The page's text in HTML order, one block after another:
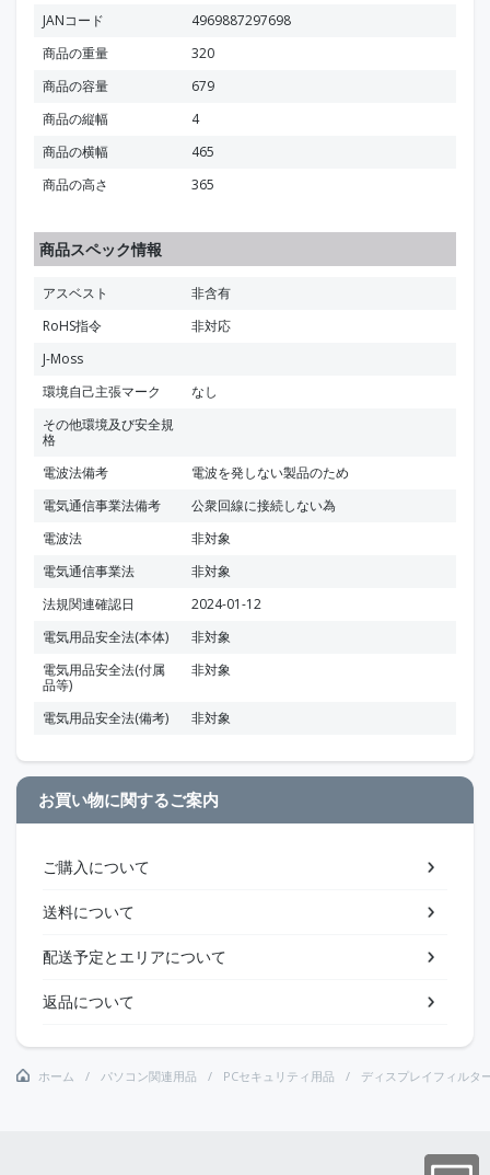
JANコード
4969887297698
商品の重量
320
商品の容量
679
商品の縦幅
4
商品の横幅
465
商品の高さ
365
商品スペック情報
アスベスト
非含有
RoHS指令
非対応
J-Moss
環境自己主張マーク
なし
その他環境及び安全規
格
電波法備考
電波を発しない製品のため
電気通信事業法備考
公衆回線に接続しない為
電波法
非対象
電気通信事業法
非対象
法規関連確認日
2024-01-12
電気用品安全法(本体)
非対象
電気用品安全法(付属
品等)
非対象
電気用品安全法(備考) 非対象
お買い物に関するご案内
ご購入について
送料について
配送予定とエリアについて
返品について
ホーム パソコン関連用品 PCセキュリティ用品 ディスプレイフィルタ